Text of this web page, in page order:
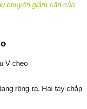
chuyện giảm cân của
rộng ra. Hai tay chắp